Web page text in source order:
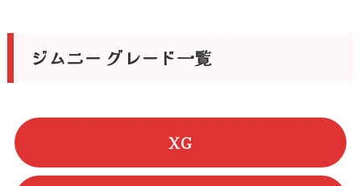
ジムニー グレード一覧
XG